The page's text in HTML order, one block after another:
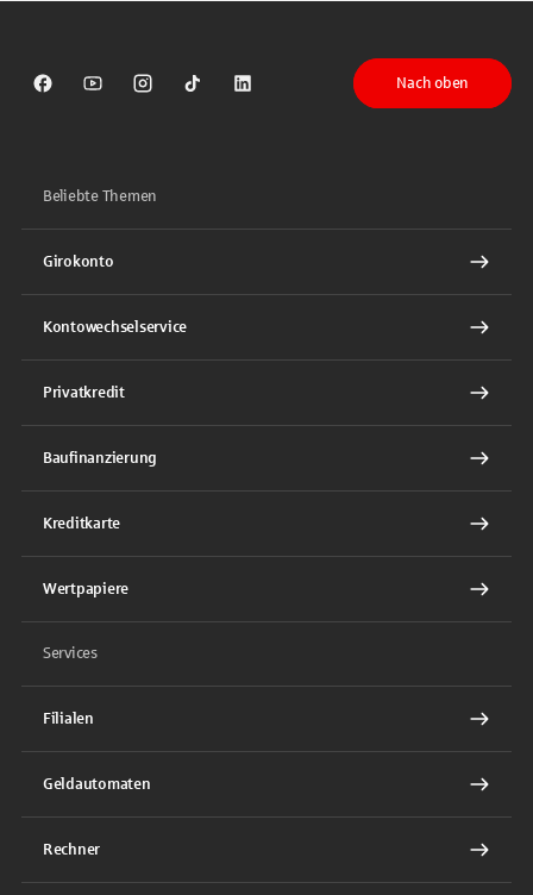
Sparkasse auf Facebook
Sparkasse auf Youtube
Sparkasse auf Instagram
Sparkasse auf TikTok
Sparkasse auf LinkedIn
Nach oben
Beliebte Themen
Girokonto
Kontowechselservice
Privatkredit
Baufinanzierung
Kreditkarte
Wertpapiere
Services
Filialen
Geldautomaten
Rechner